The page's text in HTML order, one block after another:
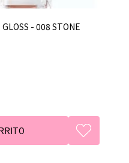
- 008 STONE